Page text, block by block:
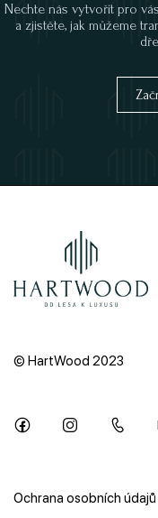
Nechte nás vytvořit pro
a zjistěte, jak můžeme
© HartWood 2023
Ochrana osobních údajů